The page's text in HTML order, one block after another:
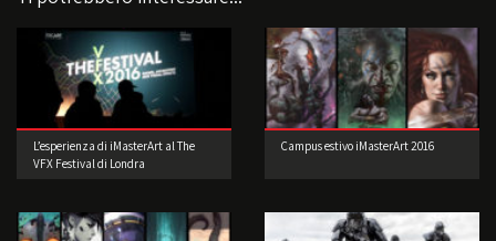
L’esperienza di iMasterArt al The
VFX Festival di Londra
Campus estivo iMasterArt 2016